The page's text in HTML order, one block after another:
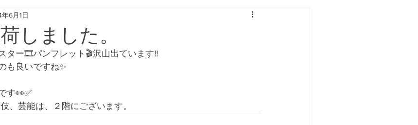
しました。
6月1日
ター🎞️パンフレット🎬沢山出ています‼️
も良いですね✨
す👀✅
、芸能は、２階にございます。